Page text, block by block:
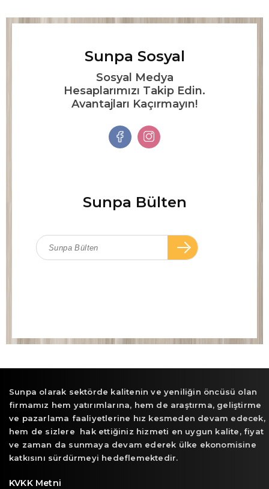
Sunpa Sosyal
Sosyal Medya
Hesaplarımızı Takip Edin.
Avantajları Kaçırmayın!
Sunpa Bülten
Sunpa olarak sektörde kalitenin ve yeniliğin öncüsü olan
firmamız hem yatırımlarına, hem de araştırma, geliştirme
ve pazarlama faaliyetlerine hız kesmeden devam edecek,
hem de sizlere hak ettiğiniz hizmeti en uygun kalite, fiyat
ve zaman da sunmaya devam ederek ülke ekonomisine
katkısını sürdürmeyi hedeflemektedir.
KVKK Metni